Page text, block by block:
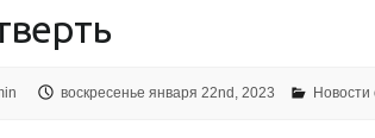
воскресенье января 22nd, 2023 Новости